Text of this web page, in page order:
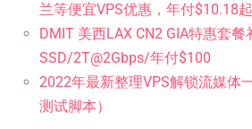
兰等便宜VPS优惠，年付$10.18起
DMIT 美西LAX CN2 GIA特惠套
SSD/2T@2Gbps/年付$100
2022年最新整理VPS解锁流媒体
测试脚本）